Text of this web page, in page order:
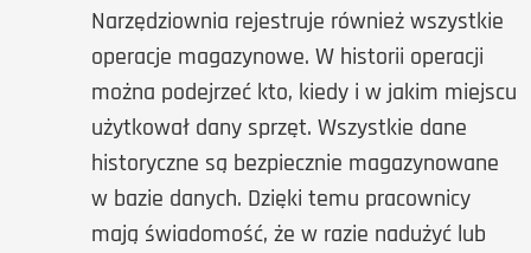
Narzędziownia rejestruje również wszystkie
operacje magazynowe. W historii operacji
można podejrzeć kto, kiedy i w jakim miejscu
użytkował dany sprzęt. Wszystkie dane
historyczne są bezpiecznie magazynowane
w bazie danych. Dzięki temu pracownicy
mają świadomość, że w razie nadużyć lub